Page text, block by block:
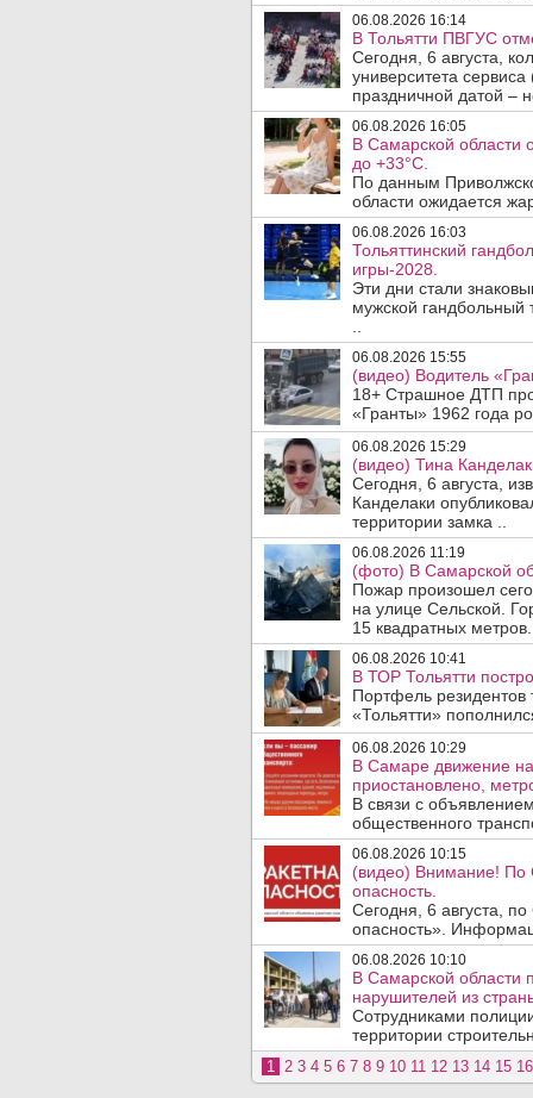
06.08.2026 16:14
В Тольятти ПВГУС
Сегодня, 6 августа,
университета
праздничной датой –
06.08.2026 16:05
В Самарской области
до +33°C.
По данным
области ожидается
06.08.2026 16:03
Тольяттинский
игры-2028.
Эти дни стали
мужской гандбольный
06.08.2026 15:55
(видео) Водитель
18+ Страшное ДТП
«Гранты» 1962 года
06.08.2026 15:29
(видео) Тина
Сегодня, 6 августа,
Канделаки
территории замка ..
06.08.2026 11:19
(фото) В Самарской
Пожар произошел
на улице Сельской.
15 квадратных метров.
06.08.2026 10:41
В ТОР Тольятти
Портфель
«Тольятти»
06.08.2026 10:29
В Самаре движение
приостановлено,
В связи с
общественного
06.08.2026 10:15
(видео) Внимание! По
опасность.
Сегодня, 6 августа,
опасность».
06.08.2026 10:10
В Самарской области
нарушителей из
Сотрудниками
территории
1 2 3 4 5 6 7 8 9 10 11 12 13 14 15 16